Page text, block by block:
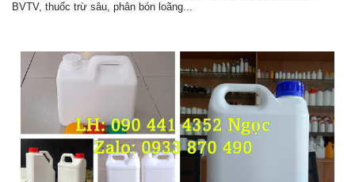
BVTV, thuốc trừ sâu, phân bón loãng...